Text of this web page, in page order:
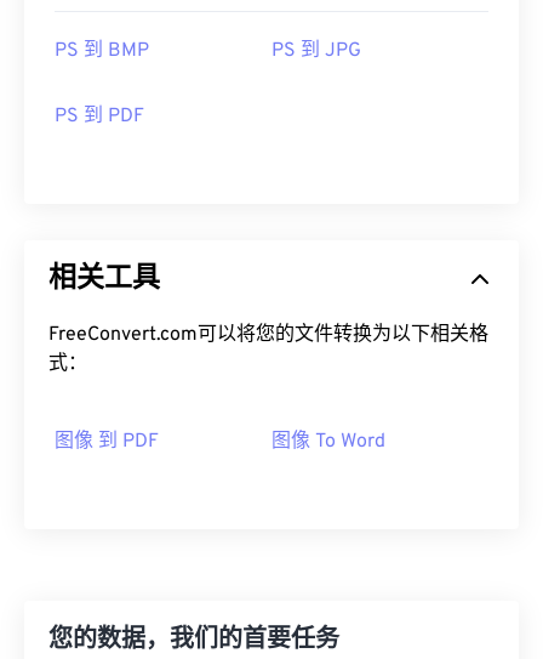
PS 到 BMP PS 到 JPG
PS 到 PDF
相关工具
FreeConvert.com可以将您的文件转换为以下相关格
式：
图像 到 PDF 图像 To Word
您的数据，我们的首要任务